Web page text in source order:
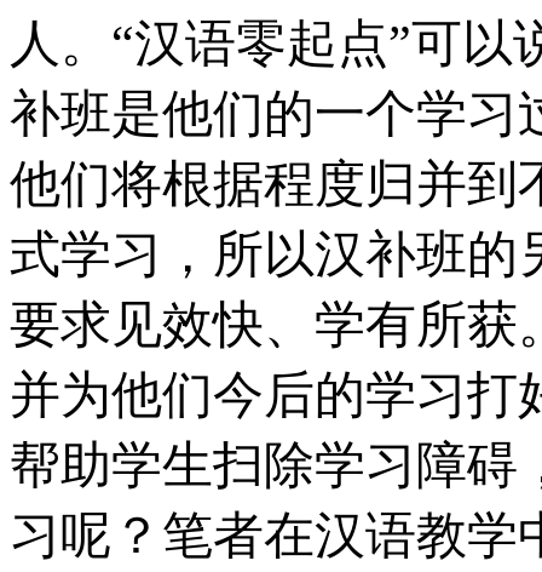
人。“汉语零起点”可
补班是他们的一个学习
他们将根据程度归并到
式学习，所以汉补班的
要求见效快、学有所获
并为他们今后的学习打
帮助学生扫除学习障碍
习呢？笔者在汉语教学